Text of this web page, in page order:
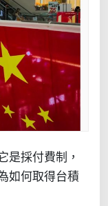
是採付費制，
如何取得台積